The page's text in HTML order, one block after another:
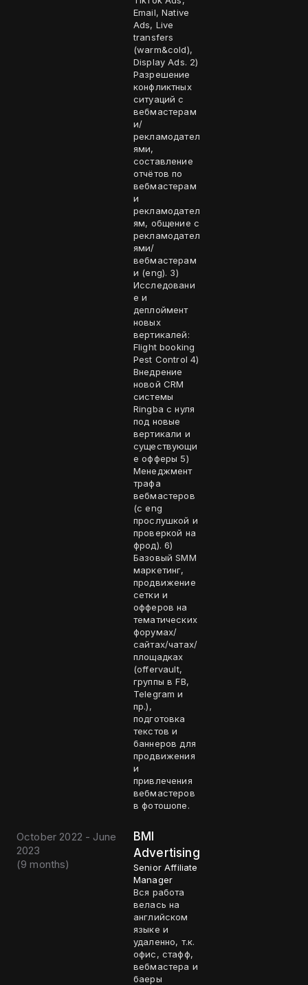
Email, Native
Ads, Live
transfers
(warm&cold),
Display Ads. 2)
Разрешение
конфликтных
ситуаций с
вебмастерам
и/
рекламодател
ями,
составление
отчётов по
вебмастерам
и
рекламодател
ям, общение с
рекламодател
ями/
вебмастерам
и (eng). 3)
Исследовани
е и
деплоймент
новых
вертикалей:
Flight booking
Pest Control 4)
Внедрение
новой CRM
системы
Ringba с нуля
под новые
вертикали и
существующи
е офферы 5)
Менеджмент
трафа
вебмастеров
(с eng
прослушкой и
проверкой на
фрод). 6)
Базовый SMM
маркетинг,
продвижение
сетки и
офферов на
тематических
форумах/
сайтах/чатах/
площадках
(offervault,
группы в FB,
Telegram и
пр.),
подготовка
текстов и
баннеров для
продвижения
и
привлечения
вебмастеров
в фотошопе.
October 2022 - June
2023
(9 months)
BMI
Advertising
Senior Affiliate
Manager
Вся работа
велась на
английском
языке и
удаленно, т.к.
офис, стафф,
вебмастера и
баеры